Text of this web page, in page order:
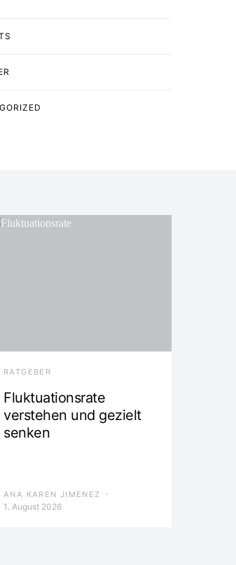
RATGEBER
Fluktuationsrate
verstehen und gezielt
senken
ANA KAREN JIMENEZ
1. August 2026